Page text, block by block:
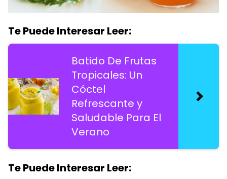
Te Puede Interesar Leer:
Batido De Frutas
Tropicales: Un
Cóctel
Refrescante y
Saludable Para El
Verano
Te Puede Interesar Leer: